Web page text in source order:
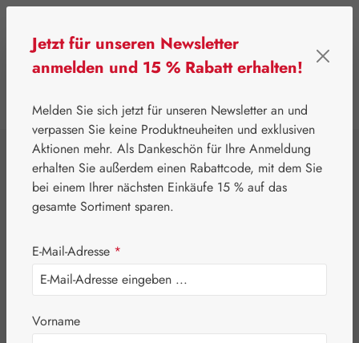
⌂ Gall Pharma Augen
Astaxanthin 4 mg
GPH Kapseln
Jetzt für unseren Newsletter
anmelden und 15 % Rabatt erhalten!
Melden Sie sich jetzt für unseren Newsletter an und
verpassen Sie keine Produktneuheiten und exklusiven
Aktionen mehr. Als Dankeschön für Ihre Anmeldung
erhalten Sie außerdem einen Rabattcode, mit dem Sie
bei einem Ihrer nächsten Einkäufe 15 % auf das
gesamte Sortiment sparen.
E-Mail-Adresse *
Vorname